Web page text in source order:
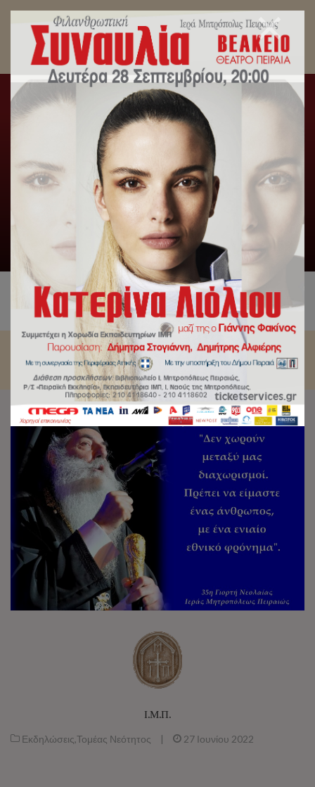
“Μνήμες Μικρασίας” στην 35η Γιορτή Νεολαίας
της Ιεράς Μητροπόλεως Πειραιώς.
Αρχική Εκδηλώσεις,Τομέας Νεότητος / “Μνήμες
Μικρασίας” στην 35η Γιορτή Νεολαίας της Ιεράς Μητροπόλεως
Πειραιώς.
Ι.Μ.Π.
Εκδηλώσεις,Τομέας Νεότητος | 27 Ιουνίου 2022